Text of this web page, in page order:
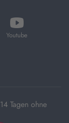
Youtube
öffnet
in
Tagen ohne